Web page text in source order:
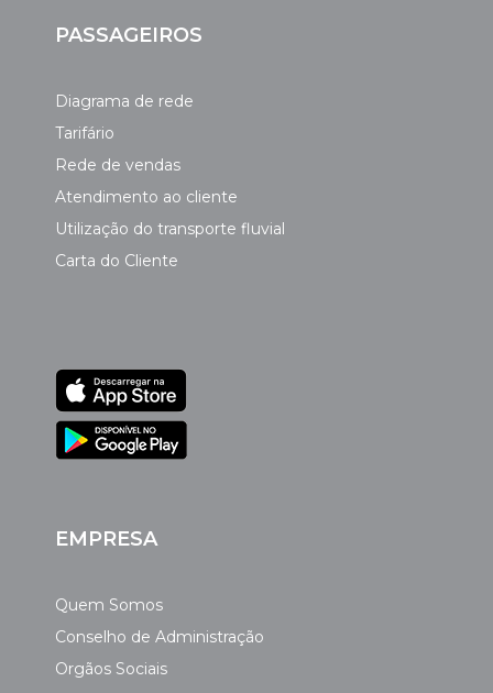
PASSAGEIROS
Diagrama de rede
Tarifário
Rede de vendas
Atendimento ao cliente
Utilização do transporte fluvial
Carta do Cliente
EMPRESA
Quem Somos
Conselho de Administração
Orgãos Sociais